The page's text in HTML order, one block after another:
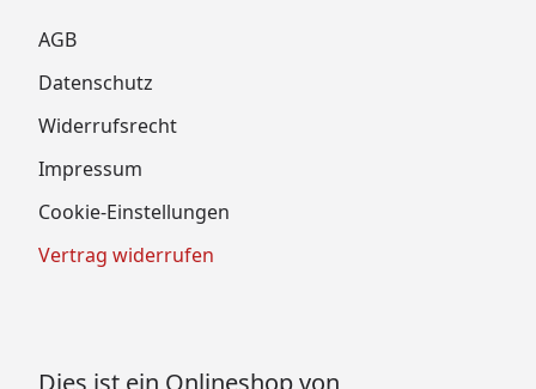
AGB
Datenschutz
Widerrufsrecht
Impressum
Cookie-Einstellungen
Vertrag widerrufen
Dies ist ein Onlineshop von